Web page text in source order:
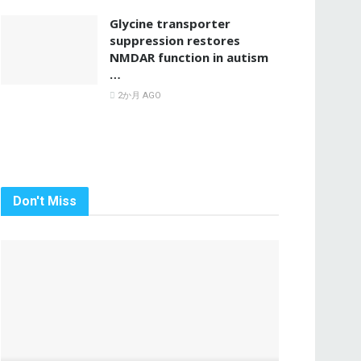
Glycine transporter
suppression restores
NMDAR function in autism
…
2か月 AGO
Don't Miss